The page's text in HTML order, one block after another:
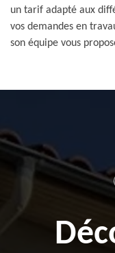
un tarif adapté aux
vos demandes en
son équipe vous